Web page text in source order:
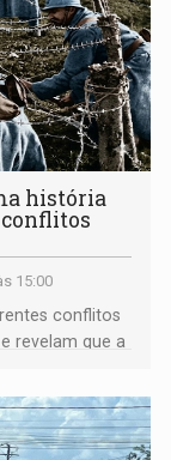
história
15:00
conflitos
revelam que a